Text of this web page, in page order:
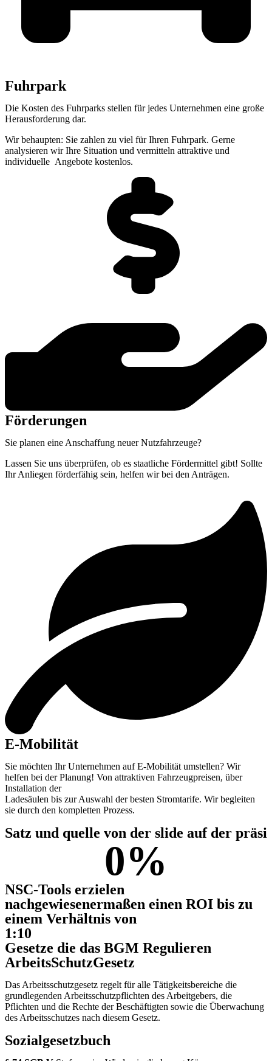
Fuhrpark
Die Kosten des Fuhrparks stellen für jedes Unternehmen eine große
Herausforderung dar.
Wir behaupten: Sie zahlen zu viel für Ihren Fuhrpark. Gerne
analysieren wir Ihre Situation und vermitteln attraktive und
individuelle Angebote kostenlos.
Förderungen
Sie planen eine Anschaffung neuer Nutzfahrzeuge?
Lassen Sie uns überprüfen, ob es staatliche Fördermittel gibt! Sollte
Ihr Anliegen förderfähig sein, helfen wir bei den Anträgen.
E-Mobilität
Sie möchten Ihr Unternehmen auf E-Mobilität umstellen? Wir
helfen bei der Planung! Von attraktiven Fahrzeugpreisen, über
Installation der
Ladesäulen bis zur Auswahl der besten Stromtarife. Wir begleiten
sie durch den kompletten Prozess.
Satz und quelle von der slide auf der präsi
0%
NSC-Tools erzielen
nachgewiesenermaßen einen ROI bis zu
einem Verhältnis von
1:10
Gesetze die das BGM Regulieren
ArbeitsSchutzGesetz
Das Arbeitsschutzgesetz regelt für alle Tätigkeitsbereiche die
grundlegenden Arbeitsschutzpflichten des Arbeitgebers, die
Pflichten und die Rechte der Beschäftigten sowie die Überwachung
des Arbeitsschutzes nach diesem Gesetz.
Sozialgesetzbuch